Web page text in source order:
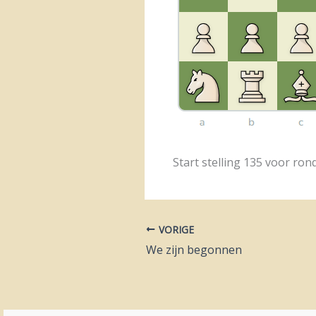
Start stelling 135 voor
VORIGE
We zijn begonnen